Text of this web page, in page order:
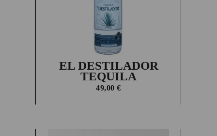
EL DESTILADOR
TEQUILA
49,00€